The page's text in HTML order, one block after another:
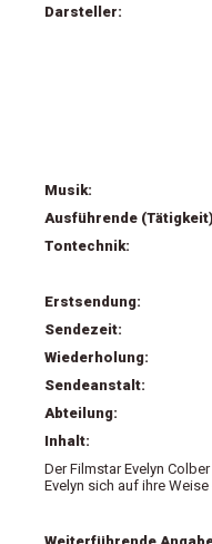
Darsteller:
Musik:
Ausführende
Tontechnik:
Erstsendung:
Sendezeit:
Wiederholung:
Sendeanstalt:
Abteilung:
Inhalt:
Der Filmstar Evelyn
Evelyn sich auf ihre